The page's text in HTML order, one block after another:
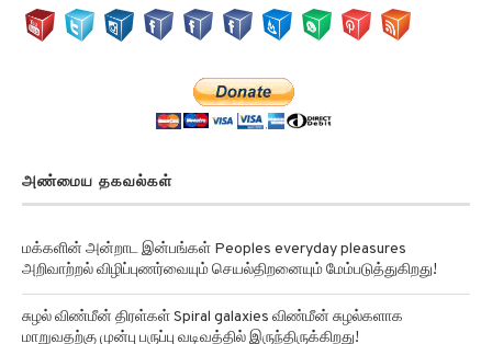
அறிவாற்றல் விழிப்புணர்வையும் செயல்திறனையும் மேம்படுத்துகிறது!
சுழல் விண்மீன் திரள்கள் Spiral galaxies விண்மீன் சுழல்களாக
மாறுவதற்கு முன்பு பருப்பு வடிவத்தில் இருந்திருக்கிறது!